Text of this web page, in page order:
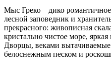
Мыс Греко – дико романтичное
лесной заповедник и
прекрасного: живописная
кристально чистое море,
Дворцы, веками
белоснежным песком и